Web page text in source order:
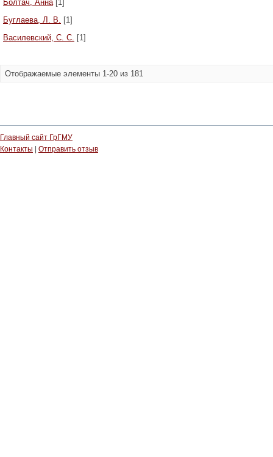
Болтач, Анна [1]
Буглаева, Л. В.
[1]
Василевский, С. С. [1]
Отображаемые элементы 1-20 из 181
Главный сайт ГрГМУ
Контакты | Отправить отзыв